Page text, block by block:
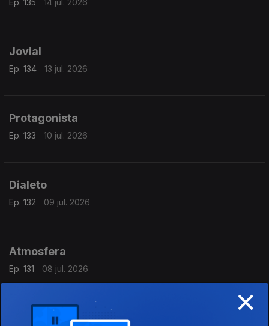
Ep. 135 14 jul. 2026
Jovial
Ep. 134 13 jul. 2026
Protagonista
Ep. 133 10 jul. 2026
Dialeto
Ep. 132 09 jul. 2026
Atmosfera
Ep. 131 08 jul. 2026
Atlântico ×